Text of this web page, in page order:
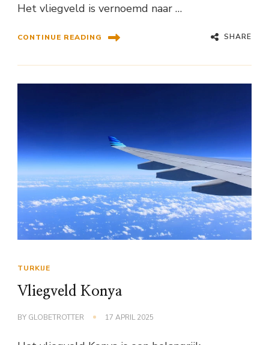
Het vliegveld is vernoemd naar …
CONTINUE READING SHARE
TURKIJE
Vliegveld Konya
BY GLOBETROTTER 17 APRIL 2025